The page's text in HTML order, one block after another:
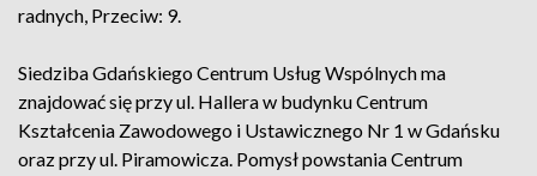
radnych, Przeciw: 9.
Siedziba Gdańskiego Centrum Usług Wspólnych ma
znajdować się przy ul. Hallera w budynku Centrum
Kształcenia Zawodowego i Ustawicznego Nr 1 w Gdańsku
oraz przy ul. Piramowicza. Pomysł powstania Centrum